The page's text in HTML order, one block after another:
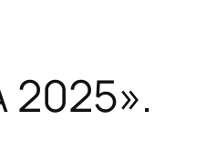
2025».